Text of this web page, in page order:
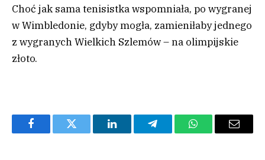
Choć jak sama tenisistka wspomniała, po wygranej
w Wimbledonie, gdyby mogła, zamieniłaby jednego
z wygranych Wielkich Szlemów – na olimpijskie
złoto.
FacebookTwitter LinkedInTelegramWhatsAppEmail